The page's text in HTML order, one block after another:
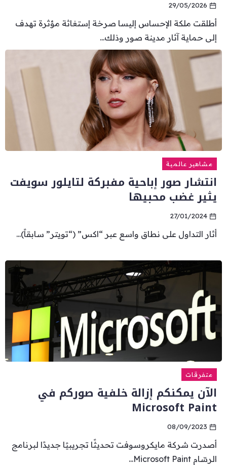
29/05/2026
أطلقت ملكة الإحساس إليسا صرخة إستغاثة مؤثرة تهدف
إلى حماية آثار مدينة صور وذلك...
مشاهير عالمية
انتشار صور إباحية مفبركة لتايلور سويفت
يثير غضب محبيها
27/01/2024
أثار التداول على نطاق واسع عبر “اكس” (“تويتر” سابقاً)...
متفرقات
الآن يمكنكم إزالة خلفية صوركم في
Microsoft Paint
08/09/2023
أصدرت شركة مايكروسوفت تحديثًا تجريبيًا جديدًا لبرنامج
الرسّام Microsoft Paint...